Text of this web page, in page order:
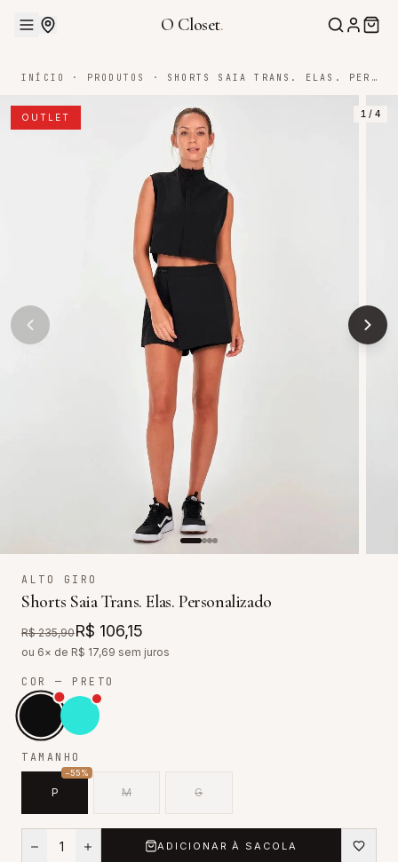
O Closet.
INÍCIO · PRODUTOS · SHORTS SAIA TRANS. ELAS. PERSONALIZADO
OUTLET 1 / 4
ALTO GIRO
Shorts Saia Trans. Elas. Personalizado
R$ 235,90R$ 106,15
ou 6× de R$ 17,69 sem juros
COR — PRETO
TAMANHO
P
−55%
M G
1 ADICIONAR À SACOLA